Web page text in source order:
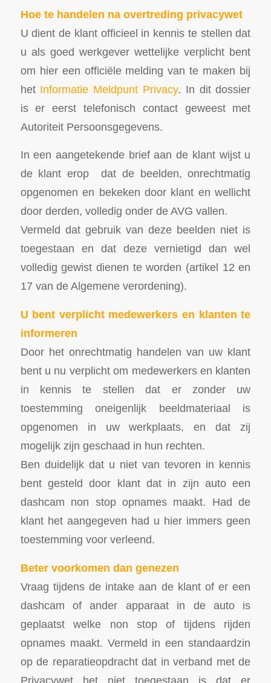
Hoe te handelen na overtreding privacywet
U dient de klant officieel in kennis te stellen dat
u als goed werkgever wettelijke verplicht bent
om hier een officiële melding van te maken bij
het Informatie Meldpunt Privacy. In dit dossier
is er eerst telefonisch contact geweest met
Autoriteit Persoonsgegevens.
In een aangetekende brief aan de klant wijst u
de klant erop dat de beelden, onrechtmatig
opgenomen en bekeken door klant en wellicht
door derden, volledig onder de AVG vallen.
Vermeld dat gebruik van deze beelden niet is
toegestaan en dat deze vernietigd dan wel
volledig gewist dienen te worden (artikel 12 en
17 van de Algemene verordening).
U bent verplicht medewerkers en klanten te
informeren
Door het onrechtmatig handelen van uw klant
bent u nu verplicht om medewerkers en klanten
in kennis te stellen dat er zonder uw
toestemming oneigenlijk beeldmateriaal is
opgenomen in uw werkplaats, en dat zij
mogelijk zijn geschaad in hun rechten.
Ben duidelijk dat u niet van tevoren in kennis
bent gesteld door klant dat in zijn auto een
dashcam non stop opnames maakt. Had de
klant het aangegeven had u hier immers geen
toestemming voor verleend.
Beter voorkomen dan genezen
Vraag tijdens de intake aan de klant of er een
dashcam of ander apparaat in de auto is
geplaatst welke non stop of tijdens rijden
opnames maakt. Vermeld in een standaardzin
op de reparatieopdracht dat in verband met de
Privacywet het niet toegestaan is dat er